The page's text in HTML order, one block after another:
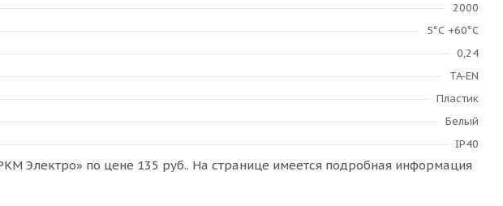
2000
­5°С +60°С
0,24
TA-EN
Пластик
Белый
IP40
Электро» по цене 135 руб.. На странице имеется подробная информация